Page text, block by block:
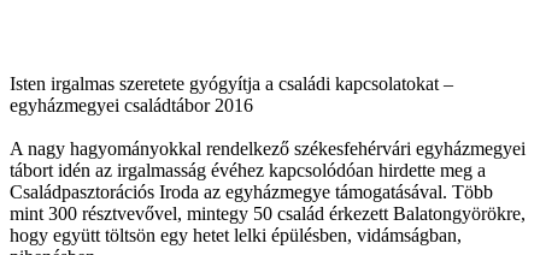
Isten irgalmas szeretete gyógyítja a családi kapcsolatokat –
egyházmegyei családtábor 2016
A nagy hagyományokkal rendelkező székesfehérvári egyházmegyei
tábort idén az irgalmasság évéhez kapcsolódóan hirdette meg a
Családpasztorációs Iroda az egyházmegye támogatásával. Több
mint 300 résztvevővel, mintegy 50 család érkezett Balatongyörökre,
hogy együtt töltsön egy hetet lelki épülésben, vidámságban,